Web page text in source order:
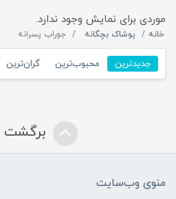
موردی برای نمایش وجود ندارد.
خانه پوشاک بچگانه جوراب پسرانه
جدیدترین محبوب‌ترین گران‌ترین
برگشت
منوی وب‌سایت